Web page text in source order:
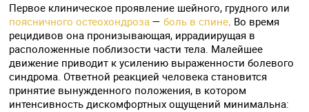
Первое клиническое проявление шейного, грудного или
поясничного остеохондроза —боль в спине. Во время
рецидивов она пронизывающая, иррадиирущая в
расположенные поблизости части тела. Малейшее
движение приводит к усилению выраженности болевого
синдрома. Ответной реакцией человека становится
принятие вынужденного положения, в котором
интенсивность дискомфортных ощущений минимальна: